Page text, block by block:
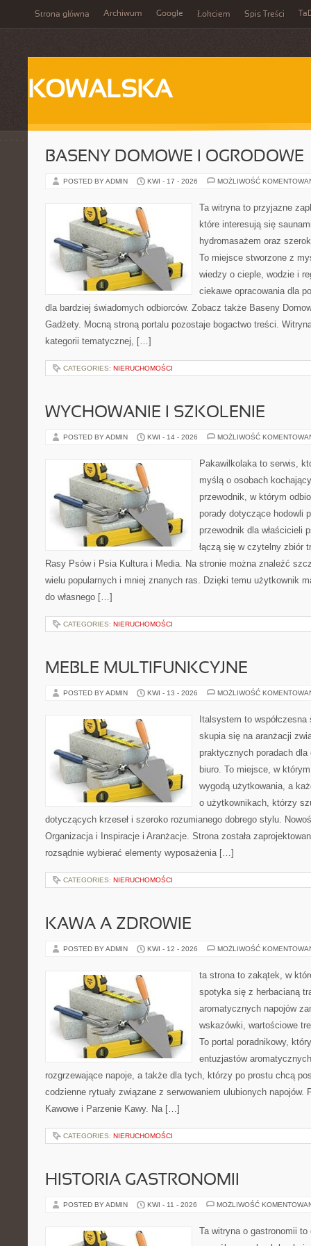
Strona główna Archiwum Google Łokciem Spis Treści
KOWALSKA
BASENY DOMOWE I OGRODOWE
POSTED BY ADMIN KWI - 17 - 2026 MOŻLIWOŚĆ
Ta witryna to przyjazne
które interesują się
hydromasażem oraz
To miejsce stworzone z
wiedzy o cieple, wodzie i
ciekawe opracowania dla
dla bardziej świadomych odbiorców. Zobacz także Baseny
Gadżety. Mocną stroną portalu pozostaje bogactwo treści.
kategorii tematycznej, […]
CATEGORIES: NIERUCHOMOŚCI
WYCHOWANIE I SZKOLENIE
POSTED BY ADMIN KWI - 14 - 2026 MOŻLIWOŚĆ
Pakawilkolaka to serwis,
myślą o osobach
przewodnik, w którym
porady dotyczące hodowli
przewodnik dla właścicieli
łączą się w czytelny zbiór
Rasy Psów i Psia Kultura i Media. Na stronie można znaleźć
wielu popularnych i mniej znanych ras. Dzięki temu użytkownik
do własnego […]
CATEGORIES: NIERUCHOMOŚCI
MEBLE MULTIFUNKCYJNE
POSTED BY ADMIN KWI - 13 - 2026 MOŻLIWOŚĆ
Italsystem to
skupia się na aranżacji
praktycznych poradach
biuro. To miejsce, w
wygodą użytkowania, a
o użytkownikach, którzy
dotyczących krzeseł i szeroko rozumianego dobrego stylu.
Organizacja i Inspiracje i Aranżacje. Strona została
rozsądnie wybierać elementy wyposażenia […]
CATEGORIES: NIERUCHOMOŚCI
KAWA A ZDROWIE
POSTED BY ADMIN KWI - 12 - 2026 MOŻLIWOŚĆ
ta strona to zakątek, w
spotyka się z herbacianą
aromatycznych napojów
wskazówki, wartościowe
To portal poradnikowy,
entuzjastów
rozgrzewające napoje, a także dla tych, którzy po prostu chcą
codzienne rytuały związane z serwowaniem ulubionych napojów.
Kawowe i Parzenie Kawy. Na […]
CATEGORIES: NIERUCHOMOŚCI
HISTORIA GASTRONOMII
POSTED BY ADMIN KWI - 11 - 2026 MOŻLIWOŚĆ
Ta witryna o gastronomii